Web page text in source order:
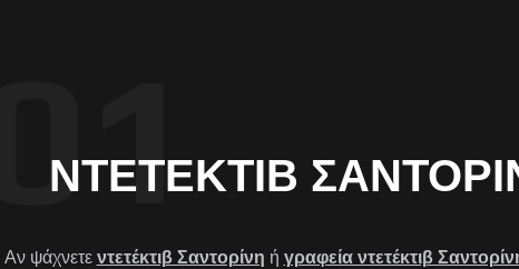
ΝΤΕΤΈΚΤΙΒ
Αν ψάχνετε ντετέκτιβ Σαντορίνη ή γραφεία ντετέκτιβ